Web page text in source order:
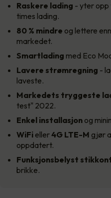
Raskere lading - yter opp
times lading.
80 % mindre og lettere
markedet.
Smartlading med Eco
Lavere strømregning -
laveste.
Markedets tryggeste
test" 2022.
Enkel installasjon og
WiFi eller4G LTE-M gjør
oppdatert.
Funksjonsbelyst
brikke.